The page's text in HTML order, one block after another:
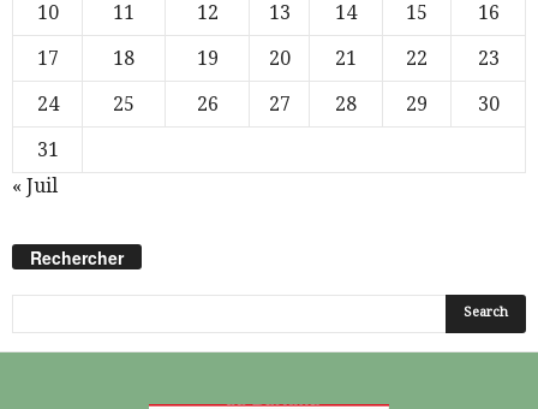
10
11 12 13 14 15
16
17
18 19 20 21 22
23
24
25 26 27 28 29
30
31
« Juil
Rechercher